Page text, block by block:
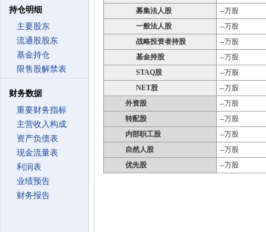
持仓明细
主要股东
流通股股东
基金持仓
限售股解禁表
财务数据
重要财务指标
主营收入构成
资产负债表
现金流量表
利润表
业绩预告
财务报告
募集法人股
--万股
一般法人股
--万股
战略投资者持股
--万股
基金持股
--万股
STAQ股
--万股
NET股
--万股
外资股
--万股
转配股
--万股
内部职工股
--万股
自然人股
--万股
优先股
--万股